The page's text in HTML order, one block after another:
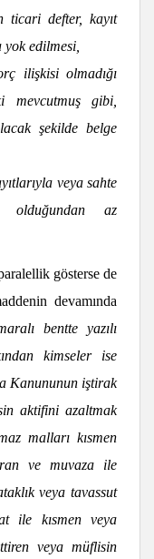
ticari defter, kayıt
edilmesi,
ilişkisi olmadığı
gibi,
şekilde belge
veya sahte
olduğundan az
gösterse de
devamında
bentte yazılı
kimseler ise
Kanununun iştirak
aktifini azaltmak
malları kısmen
ve muvaza ile
veya tavassut
ile kısmen veya
veya müflisin